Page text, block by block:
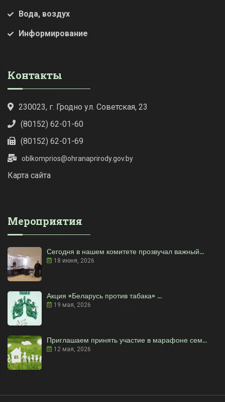
Вода, воздух
Информирование
Контакты
230023, г. Гродно ул. Советская, 23
(80152) 62-01-60
(80152) 62-01-69
oblkomprios@ohranaprirody.gov.by
Карта сайта
Мероприятия
Сегодня в нашем комитете прозвучал важный...
18 июня, 2026
Акция «Беларусь против табака» ...
19 мая, 2026
Приглашаем принять участие в марафоне сем...
12 мая, 2026